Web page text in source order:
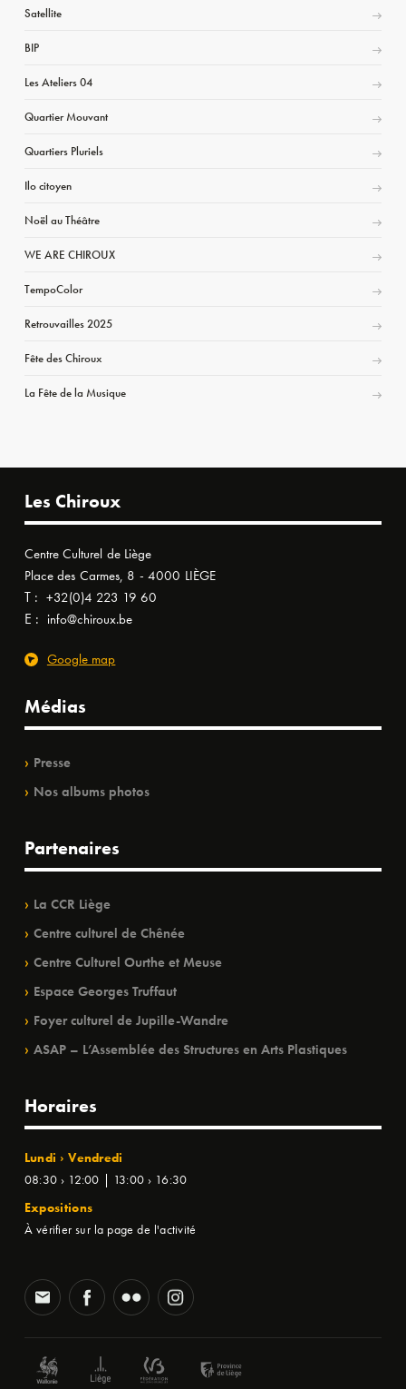
Satellite
BIP
Les Ateliers 04
Quartier Mouvant
Quartiers Pluriels
Ilo citoyen
Noël au Théâtre
WE ARE CHIROUX
TempoColor
Retrouvailles 2025
Fête des Chiroux
La Fête de la Musique
Les Chiroux
Centre Culturel de Liège
Place des Carmes, 8 - 4000 LIÈGE
T : +32(0)4 223 19 60
E : info@chiroux.be
Google map
Médias
Presse
Nos albums photos
Partenaires
La CCR Liège
Centre culturel de Chênée
Centre Culturel Ourthe et Meuse
Espace Georges Truffaut
Foyer culturel de Jupille-Wandre
ASAP – L’Assemblée des Structures en Arts Plastiques
Horaires
Lundi › Vendredi
08:30 › 12:00 | 13:00 › 16:30
Expositions
À vérifier sur la page de l'activité